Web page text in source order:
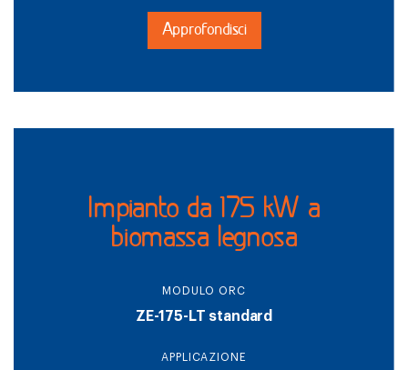
Approfondisci
Impianto da 175 kW a
biomassa legnosa
MODULO ORC
ZE-175-LT standard
APPLICAZIONE